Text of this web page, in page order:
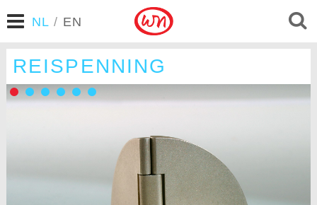
NL / EN
REISPENNING